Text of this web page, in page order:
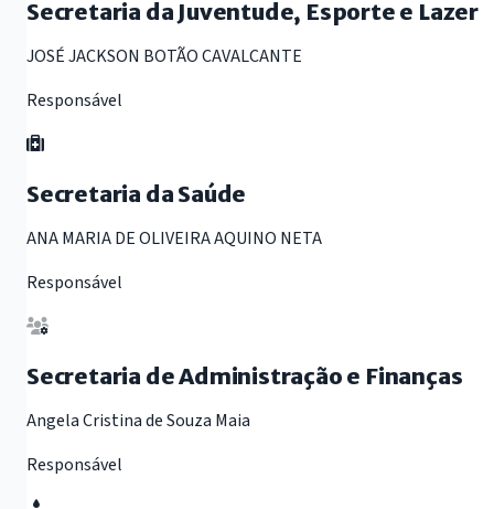
Secretaria da Juventude, Esporte e Lazer
JOSÉ JACKSON BOTÃO CAVALCANTE
Responsável
Secretaria da Saúde
ANA MARIA DE OLIVEIRA AQUINO NETA
Responsável
Secretaria de Administração e Finanças
Angela Cristina de Souza Maia
Responsável